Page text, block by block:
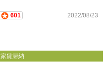
601 2022/08/23
家賃滞納